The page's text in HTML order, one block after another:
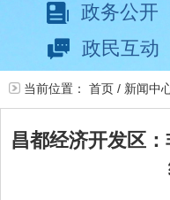
政务公开
政民互动
当前位置： 首页 / 新闻中
昌都经济开发区